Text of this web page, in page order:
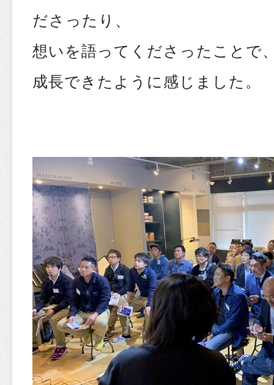
ださったり、
想いを語ってくださったことで
成長できたように感じました。